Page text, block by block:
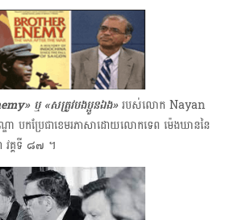
ឬ «សត្រូវបងប្អូនឯង»របស់លោក Nayan
ា បកប្រែជាខេមរភាសាដោយ​លោក​ទេព ម៉េងឃាន​នៃ
វគ្គទី ๘๗ ​។